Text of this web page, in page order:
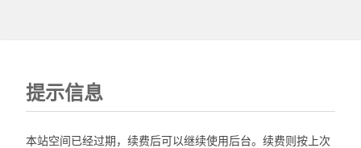
提示信息
本站空间已经过期，续费后可以继续使用后台。续费则按上次